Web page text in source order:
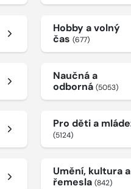
Hobby a volný
čas (677)
Naučná a
odborná (5053)
Pro děti a
(5124)
Umění, kultura a
řemesla (842)